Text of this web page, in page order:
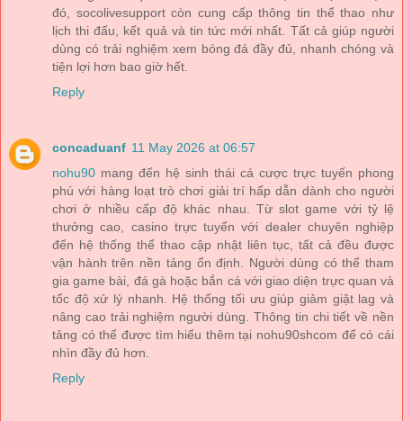
đó, socolivesupport còn cung cấp thông tin thể thao như
lịch thi đấu, kết quả và tin tức mới nhất. Tất cả giúp người
dùng có trải nghiệm xem bóng đá đầy đủ, nhanh chóng và
tiện lợi hơn bao giờ hết.
Reply
concaduanf 11 May 2026 at 06:57
nohu90 mang đến hệ sinh thái cá cược trực tuyến phong
phú với hàng loạt trò chơi giải trí hấp dẫn dành cho người
chơi ở nhiều cấp độ khác nhau. Từ slot game với tỷ lệ
thưởng cao, casino trực tuyến với dealer chuyên nghiệp
đến hệ thống thể thao cập nhật liên tục, tất cả đều được
vận hành trên nền tảng ổn định. Người dùng có thể tham
gia game bài, đá gà hoặc bắn cá với giao diện trực quan và
tốc độ xử lý nhanh. Hệ thống tối ưu giúp giảm giật lag và
nâng cao trải nghiệm người dùng. Thông tin chi tiết về nền
tảng có thể được tìm hiểu thêm tại nohu90shcom để có cái
nhìn đầy đủ hơn.
Reply